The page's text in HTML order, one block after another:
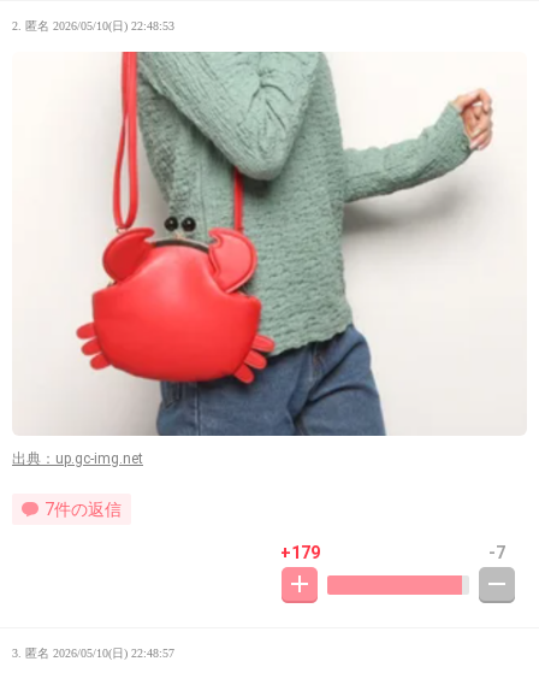
2. 匿名 2026/05/10(日) 22:48:53
出典：up.gc-img.net
7件の返信
+179 -7
3. 匿名 2026/05/10(日) 22:48:57